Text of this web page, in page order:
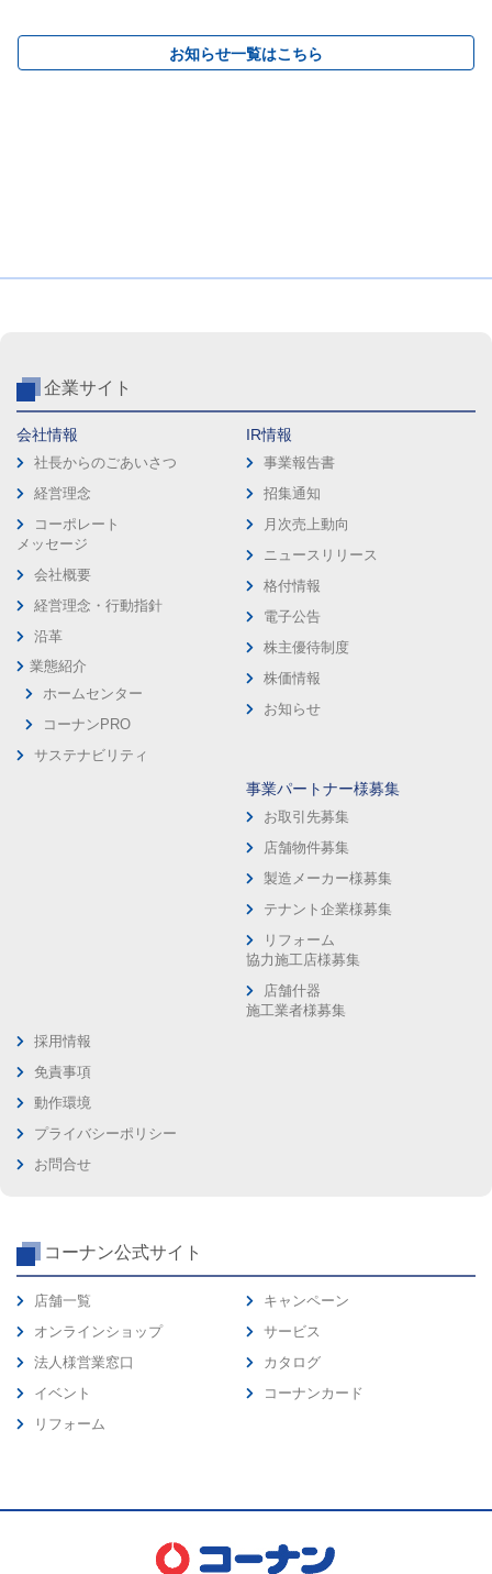
お知らせ一覧はこちら
企業サイト
会社情報
社長からのごあいさつ
経営理念
コーポレート
メッセージ
会社概要
経営理念・行動指針
沿革
業態紹介
ホームセンター
コーナンPRO
サステナビリティ
IR情報
事業報告書
招集通知
月次売上動向
ニュースリリース
格付情報
電子公告
株主優待制度
株価情報
お知らせ
事業パートナー様募集
お取引先募集
店舗物件募集
製造メーカー様募集
テナント企業様募集
リフォーム
協力施工店様募集
店舗什器
施工業者様募集
採用情報
免責事項
動作環境
プライバシーポリシー
お問合せ
コーナン公式サイト
店舗一覧
オンラインショップ
法人様営業窓口
イベント
リフォーム
キャンペーン
サービス
カタログ
コーナンカード